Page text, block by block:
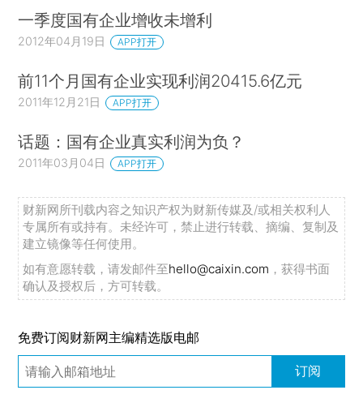
一季度国有企业增收未增利
2012年04月19日 APP打开
前11个月国有企业实现利润20415.6亿元
2011年12月21日 APP打开
话题：国有企业真实利润为负？
2011年03月04日 APP打开
财新网所刊载内容之知识产权为财新传媒及/或相关权利人
专属所有或持有。未经许可，禁止进行转载、摘编、复制及
建立镜像等任何使用。
如有意愿转载，请发邮件至hello@caixin.com ，获得书面
确认及授权后，方可转载。
免费订阅财新网主编精选版电邮
订阅